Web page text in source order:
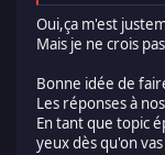
Oui,ça m'est
Mais je ne crois
Bonne idée de
Les réponses à
En tant que topic
yeux dès qu'on